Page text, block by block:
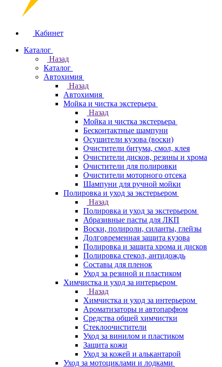
Кабинет
Каталог
Назад
Каталог
Автохимия
Назад
Автохимия
Мойка и чистка экстерьера
Назад
Мойка и чистка экстерьера
Бесконтактные шампуни
Осушители кузова (воски)
Очистители битума, смол, клея
Очистители дисков, резины и хрома
Очистители для полировки
Очистители моторного отсека
Шампуни для ручной мойки
Полировка и уход за экстерьером
Назад
Полировка и уход за экстерьером
Абразивные пасты для ЛКП
Воски, полироли, силанты, глейзы
Долговременная защита кузова
Полировка и защита хрома и дисков
Полировка стекол, антидождь
Составы для пленок
Уход за резиной и пластиком
Химчистка и уход за интерьером
Назад
Химчистка и уход за интерьером
Ароматизаторы и автопарфюм
Средства общей химчистки
Стеклоочистители
Уход за винилом и пластиком
Защита кожи
Уход за кожей и алькантарой
Уход за мотоциклами и лодками